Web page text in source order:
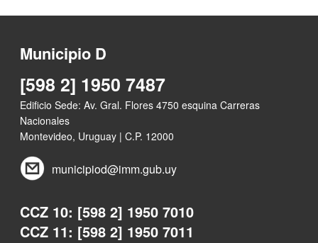
Día del Patrimonio en bodega Valdi
Por Dentro - Bodega y destilería Valdi
Municipio D
[598 2] 1950 7487
Edificio Sede: Av. Gral. Flores 4750 esquina Carreras
Nacionales
Montevideo, Uruguay | C.P. 12000
municipiod@imm.gub.uy
CCZ 10: [598 2] 1950 7010
CCZ 11: [598 2] 1950 7011